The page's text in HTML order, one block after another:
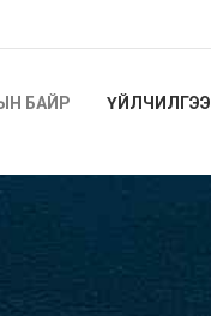
БАЙР ҮЙЛЧИЛГЭЭ